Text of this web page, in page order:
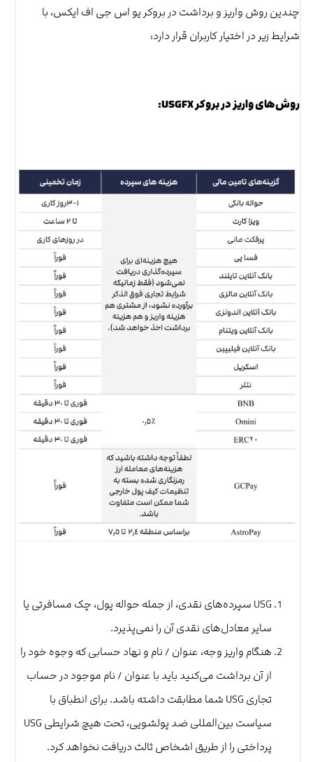
چندین روش واریز و برداشت در بروکر یو اس جی اف ایکس، با
شرایط زیر در اختیار کاربران قرار دارد:
روش‌های واریز در بروکر USGFX:
USG سپرده‌های نقدی، از جمله حواله پول، چک مسافرتی یا
سایر معادل‌های نقدی آن را نمی‌پذیرد.
هنگام واریز وجه، عنوان / نام و نهاد حسابی که وجوه خود را
از آن برداشت می‌کنید باید با عنوان / نام موجود در حساب
تجاری USG شما مطابقت داشته باشد. برای انطباق با
سیاست بین‌المللی ضد پولشویی، تحت هیچ شرایطی USG
پرداختی را از طریق اشخاص ثالث دریافت نخواهد کرد.